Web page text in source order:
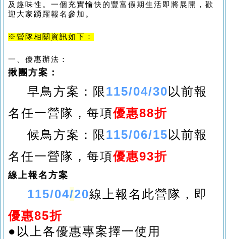
及趣味性。一個充實愉快的豐富假期生活即將展開，歡
迎大家踴躍報名參加。
※營隊相關資訊如下：
一、優惠辦法：
揪團方案 ：
早鳥方案：限115/04/30 以前報
名任一營隊，每項優惠88折
候鳥方案 ：限115/06/15 以前報
名任一營隊，每項優惠93折
線上報名方案
115/04/20線上報名此營隊 ，即
優惠85折
●以上各優惠專案擇一使用